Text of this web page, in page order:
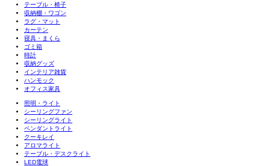
テーブル・椅子
収納棚・ワゴン
ラグ・マット
カーテン
寝具・まくら
ゴミ箱
時計
収納グッズ
インテリア雑貨
ハンモック
オフィス家具
照明・ライト
シーリングファン
シーリングライト
ペンダントライト
クーキレイ
アロマライト
テーブル・デスクライト
LED電球